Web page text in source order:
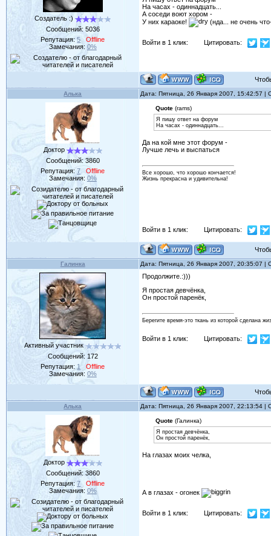
Создатель :)
Сообщений: 5036
Репутация:5
Offline
Замечания: 0%
На часах - одиннадцать...
А соседи воют хором -
У них караоке!
(нда... не очень
Войти в 1 клик: Цитировать:
Алька Дата: Пятница, 26 Января 2007, 15:42:57 |
Доктор
Сообщений: 3860
Репутация:7
Offline
Замечания: 0%
Quote(rams)
Я пишу ответ на форум
На часах - одиннадцать...
Да на кой мне этот форум -
Лучше лечь и выспаться
Все хорошо, что хорошо кончается!
Жизнь прекрасна и удивительна!
Войти в 1 клик: Цитировать:
Галинка Дата: Пятница, 26 Января 2007, 20:35:07 |
Активный участник
Сообщений: 172
Репутация: 1
Offline
Замечания: 0%
Продолжите.:)))
Я простая девчёнка,
Он простой паренёк,
Берегите время-это ткань из которой сделана
Войти в 1 клик: Цитировать:
Алька Дата: Пятница, 26 Января 2007, 22:13:54 |
Доктор
Сообщений: 3860
Репутация:7
Offline
Замечания: 0%
Quote(Галинка)
Я простая девчёнка,
Он простой паренёк,
На глазах моих челка,
А в глазах - огонек
Войти в 1 клик: Цитировать: